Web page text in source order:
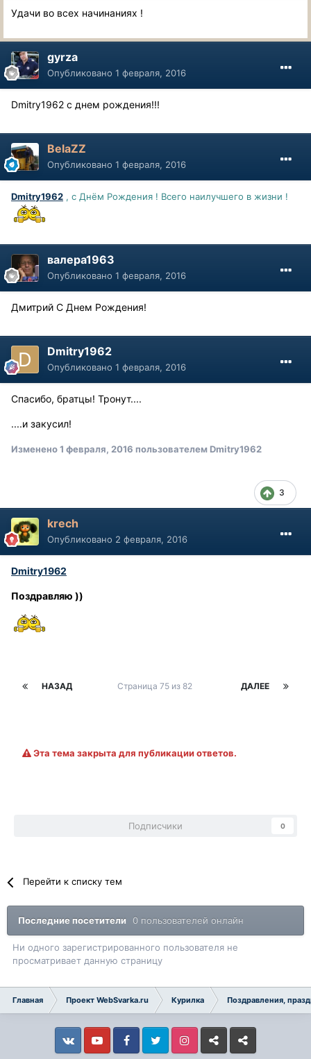
Удачи во всех начинаниях !
gyrza
Опубликовано 1 февраля, 2016
Dmitry1962 с днем рождения!!!
BelaZZ
Опубликовано 1 февраля, 2016
Dmitry1962 , с Днём Рождения ! Всего наилучшего в жизни !
валера1963
Опубликовано 1 февраля, 2016
Дмитрий С Днем Рождения!
Dmitry1962
Опубликовано 1 февраля, 2016
Спасибо, братцы! Тронут....
....и закусил!
Изменено1 февраля, 2016 пользователем Dmitry1962
3
krech
Опубликовано 2 февраля, 2016
Dmitry1962
Поздравляю ))
НАЗАД ДАЛЕЕ
Страница 75 из 82
Эта тема закрыта для публикации ответов.
Подписчики 0
Перейти к списку тем
Последние посетители 0 пользователей онлайн
Ни одного зарегистрированного пользователя не
просматривает данную страницу
Главная Проект WebSvarka.ru Курилка Поздравления,
VkontakteYouTube FacebookTwitter InstagramLivejournalOdnoklassniki